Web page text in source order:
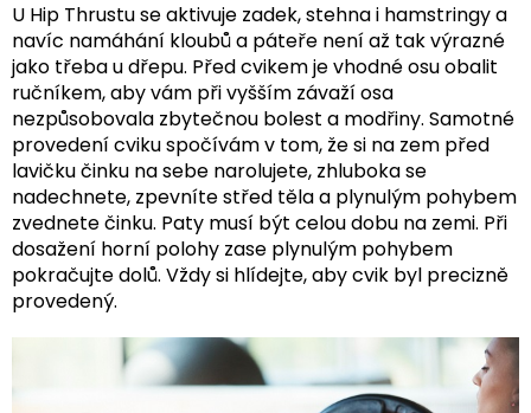
U Hip Thrustu se aktivuje zadek, stehna i hamstringy a
navíc namáhání kloubů a páteře není až tak výrazné
jako třeba u dřepu. Před cvikem je vhodné osu obalit
ručníkem, aby vám při vyšším závaží osa
nezpůsobovala zbytečnou bolest a modřiny. Samotné
provedení cviku spočívám v tom, že si na zem před
lavičku činku na sebe narolujete, zhluboka se
nadechnete, zpevníte střed těla a plynulým pohybem
zvednete činku. Paty musí být celou dobu na zemi. Při
dosažení horní polohy zase plynulým pohybem
pokračujte dolů. Vždy si hlídejte, aby cvik byl precizně
provedený.